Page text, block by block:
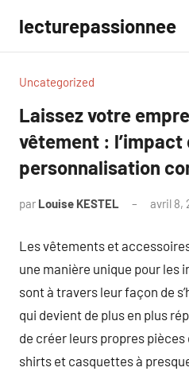
contenu
lecturepassionnee
Uncategorized
Laissez votre
vêtement : l’impact
personnalisation
par Louise KESTEL avril 8,
Les vêtements et
une manière unique pour les
sont à travers leur façon de
qui devient de plus en plus
de créer leurs propres
shirts et casquettes à